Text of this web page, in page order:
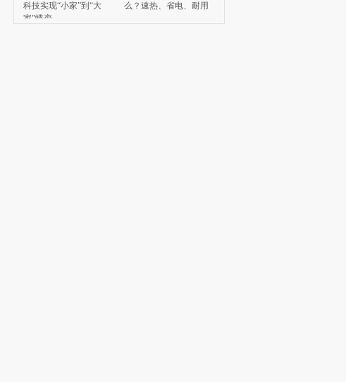
科技实现“小家”到“大
家”蝶变
么？速热、省电、耐用